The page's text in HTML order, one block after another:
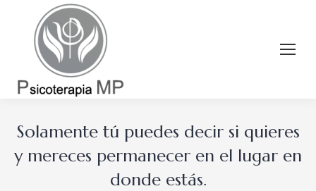
Solamente tú puedes decir si quieres
y mereces permanecer en el lugar en
donde estás.